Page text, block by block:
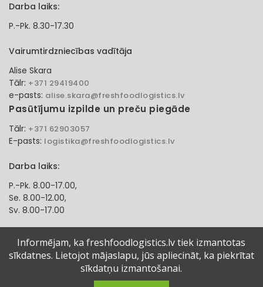
Darba laiks:
P.-Pk. 8.30-17.30
Vairumtirdzniecības vadītāja
Alise Skara
Tālr: +371 29419400
e-pasts: alise.skara@freshfoodlogistics.lv
Pasūtījumu izpilde un preču piegāde
Tālr: +371 62903057
E-pasts: logistika@freshfoodlogistics.lv
Darba laiks:
P.-Pk. 8.00-17.00,
Se. 8.00-12.00,
Sv. 8.00-17.00
Aļona Gadzāne
+371 27321584
alona.gadzane@freshfoodlogistics.lv
Informējam, ka freshfoodlogistics.lv tiek izmantotas
sīkdatnes. Lietojot mājaslapu, jūs apliecināt, ka piekrītat
sīkdatņu izmantošanai.